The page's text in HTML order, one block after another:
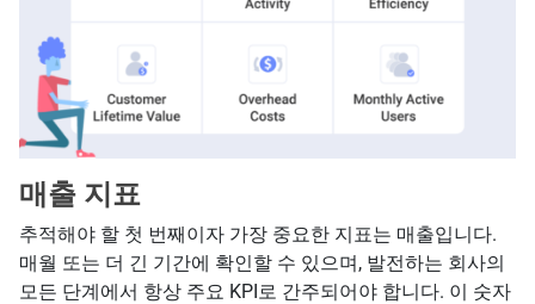
매출 지표
추적해야 할 첫 번째이자 가장 중요한 지표는 매출입니다.
매월 또는 더 긴 기간에 확인할 수 있으며, 발전하는 회사의
모든 단계에서 항상 주요 KPI로 간주되어야 합니다. 이 숫자